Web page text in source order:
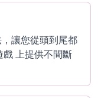
讓您從頭到尾都
戲 上提供不間斷